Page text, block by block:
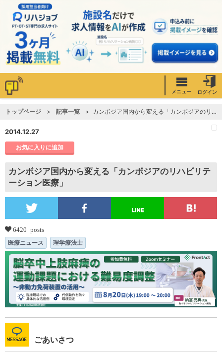
メニュー ログイン
トップページ 記事一覧 カンボジア国内から変える「カンボジアのリハビリテーション医療」
2014.12.27
お気に入りに追加
カンボジア国内から変える「カンボジアのリハビリテ
ーション医療」
6420 posts
医療ニュース 理学療法士
ごあいさつ